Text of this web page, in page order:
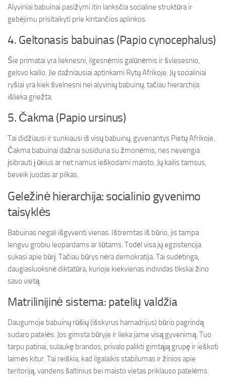
Alyviniai babuinai pasižymi itin lanksčia socialine struktūra ir
gebėjimu prisitaikyti prie kintančios aplinkos.
4. Geltonasis babuinas (Papio cynocephalus)
Šie primatai yra lieknesni, ilgesnėmis galūnėmis ir šviesesnio,
gelsvo kailio. Jie dažniausiai aptinkami Rytų Afrikoje. Jų socialiniai
ryšiai yra kiek švelnesni nei alyvinių babuinų, tačiau hierarchija
išlieka griežta.
5. Čakma (Papio ursinus)
Tai didžiausi ir sunkiausi iš visų babuinų, gyvenantys Pietų Afrikoje.
Čakma babuinai dažnai susiduria su žmonėmis, nes nevengia
įsibrauti į ūkius ar net namus ieškodami maisto. Jų kailis tamsus,
beveik juodas ar pilkas.
Geležinė hierarchija: socialinio gyvenimo
taisyklės
Babuinas negali išgyventi vienas. Ištremtas iš būrio, jis tampa
lengvu grobiu leopardams ar liūtams. Todėl visa jų egzistencija
sukasi apie būrį. Tačiau būrys nėra demokratija. Tai sudėtinga,
daugiasluoksnė diktatūra, kurioje kiekvienas individas tiksliai žino
savo vietą.
Matrilinijinė sistema: patelių valdžia
Daugumoje babuinų rūšių (išskyrus hamadrijus) būrio pagrindą
sudaro patelės. Jos gimsta būryje ir lieka jame visą gyvenimą. Tuo
tarpu patinai, sulaukę brandos, privalo palikti gimtąją grupę ir ieškoti
laimės kitur. Tai reiškia, kad ilgalaikis stabilumas ir žinios apie
teritoriją, vandens šaltinius bei maisto vietas priklauso patelėms.